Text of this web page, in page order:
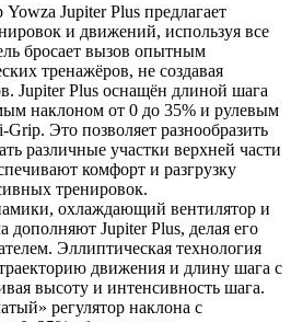
Jupiter Plus предлагает
и движений, используя все
бросает вызов опытным
тренажёров, не создавая
Jupiter Plus оснащён длиной шага
наклоном от 0 до 35% и рулевым
Это позволяет разнообразить
различные участки верхней части
комфорт и разгрузку
тренировок.
охлаждающий вентилятор и
дополняют Jupiter Plus, делая его
Эллиптическая технология
движения и длину шага с
высоту и интенсивность шага.
регулятор наклона с